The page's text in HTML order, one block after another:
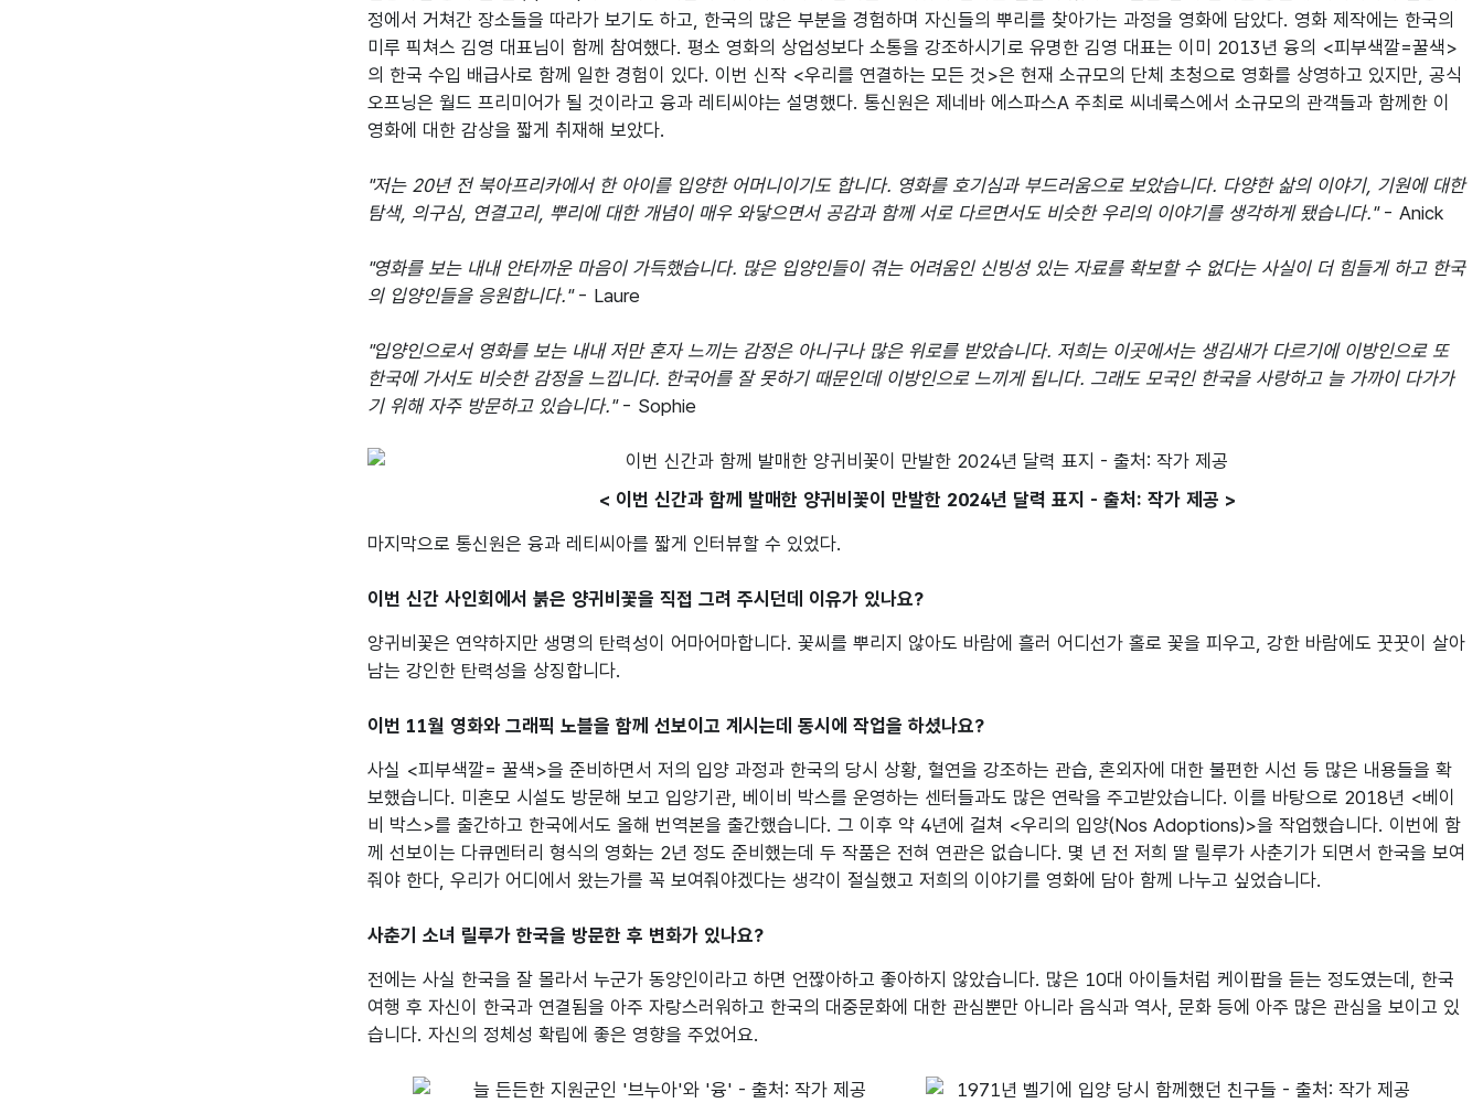
정에서 거쳐간 장소들을 따라가 보기도 하고, 한국의 많은 부분을 경험하며 자신들의 뿌리를 찾아가는 과정을 영화에 담았다. 영화 제작에는 한국의
미루 픽쳐스 김영 대표님이 함께 참여했다. 평소 영화의 상업성보다 소통을 강조하시기로 유명한 김영 대표는 이미 2013년 융의 <피부색깔=꿀색>
의 한국 수입 배급사로 함께 일한 경험이 있다. 이번 신작 <우리를 연결하는 모든 것>은 현재 소규모의 단체 초청으로 영화를 상영하고 있지만, 공식
오프닝은 월드 프리미어가 될 것이라고 융과 레티씨야는 설명했다. 통신원은 제네바 에스파스A 주최로 씨네룩스에서 소규모의 관객들과 함께한 이
영화에 대한 감상을 짧게 취재해 보았다.
"저는 20년 전 북아프리카에서 한 아이를 입양한 어머니이기도 합니다. 영화를 호기심과 부드러움으로 보았습니다. 다양한 삶의 이야기, 기원에 대한
탐색, 의구심, 연결고리, 뿌리에 대한 개념이 매우 와닿으면서 공감과 함께 서로 다르면서도 비슷한 우리의 이야기를 생각하게 됐습니다." - Anick
"영화를 보는 내내 안타까운 마음이 가득했습니다. 많은 입양인들이 겪는 어려움인 신빙성 있는 자료를 확보할 수 없다는 사실이 더 힘들게 하고 한국
의 입양인들을 응원합니다." - Laure
"입양인으로서 영화를 보는 내내 저만 혼자 느끼는 감정은 아니구나 많은 위로를 받았습니다. 저희는 이곳에서는 생김새가 다르기에 이방인으로 또
한국에 가서도 비슷한 감정을 느낍니다. 한국어를 잘 못하기 때문인데 이방인으로 느끼게 됩니다. 그래도 모국인 한국을 사랑하고 늘 가까이 다가가
기 위해 자주 방문하고 있습니다." - Sophie
< 이번 신간과 함께 발매한 양귀비꽃이 만발한 2024년 달력 표지 - 출처: 작가 제공 >
마지막으로 통신원은 융과 레티씨아를 짧게 인터뷰할 수 있었다.
이번 신간 사인회에서 붉은 양귀비꽃을 직접 그려 주시던데 이유가 있나요?
양귀비꽃은 연약하지만 생명의 탄력성이 어마어마합니다. 꽃씨를 뿌리지 않아도 바람에 흘러 어디선가 홀로 꽃을 피우고, 강한 바람에도 꿋꿋이 살아
남는 강인한 탄력성을 상징합니다.
이번 11월 영화와 그래픽 노블을 함께 선보이고 계시는데 동시에 작업을 하셨나요?
사실 <피부색깔= 꿀색>을 준비하면서 저의 입양 과정과 한국의 당시 상황, 혈연을 강조하는 관습, 혼외자에 대한 불편한 시선 등 많은 내용들을 확
보했습니다. 미혼모 시설도 방문해 보고 입양기관, 베이비 박스를 운영하는 센터들과도 많은 연락을 주고받았습니다. 이를 바탕으로 2018년 <베이
비 박스>를 출간하고 한국에서도 올해 번역본을 출간했습니다. 그 이후 약 4년에 걸쳐 <우리의 입양(Nos Adoptions)>을 작업했습니다. 이번에 함
께 선보이는 다큐멘터리 형식의 영화는 2년 정도 준비했는데 두 작품은 전혀 연관은 없습니다. 몇 년 전 저희 딸 릴루가 사춘기가 되면서 한국을 보여
줘야 한다, 우리가 어디에서 왔는가를 꼭 보여줘야겠다는 생각이 절실했고 저희의 이야기를 영화에 담아 함께 나누고 싶었습니다.
사춘기 소녀 릴루가 한국을 방문한 후 변화가 있나요?
전에는 사실 한국을 잘 몰라서 누군가 동양인이라고 하면 언짢아하고 좋아하지 않았습니다. 많은 10대 아이들처럼 케이팝을 듣는 정도였는데, 한국
여행 후 자신이 한국과 연결됨을 아주 자랑스러워하고 한국의 대중문화에 대한 관심뿐만 아니라 음식과 역사, 문화 등에 아주 많은 관심을 보이고 있
습니다. 자신의 정체성 확립에 좋은 영향을 주었어요.